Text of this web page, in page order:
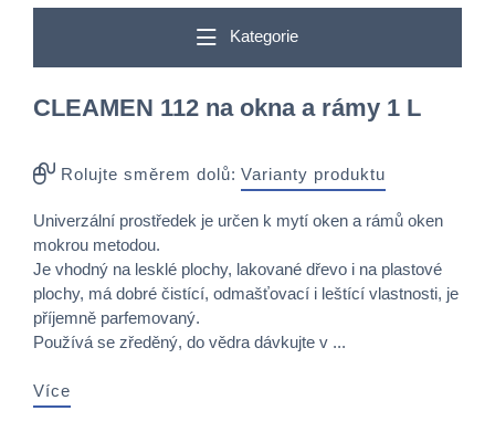
Kategorie
CLEAMEN 112 na okna a rámy 1 L
Rolujte směrem dolů: Varianty produktu
Univerzální prostředek je určen k mytí oken a rámů oken
mokrou metodou.
Je vhodný na lesklé plochy, lakované dřevo i na plastové
plochy, má dobré čistící, odmašťovací i leštící vlastnosti, je
příjemně parfemovaný.
Používá se zředěný, do vědra dávkujte v ...
Více